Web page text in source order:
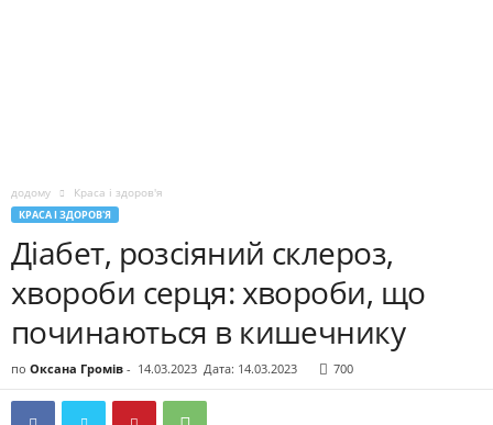
додому Краса і здоров'я
КРАСА І ЗДОРОВ'Я
Діабет, розсіяний склероз,
хвороби серця: хвороби, що
починаються в кишечнику
по Оксана Громів - 14.03.2023 Дата: 14.03.2023 700